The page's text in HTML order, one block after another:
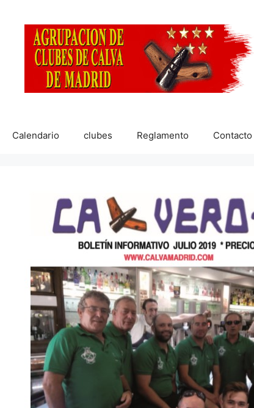
contenido
Calendario clubes Reglamento Contacto